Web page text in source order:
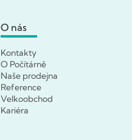
O nás
Kontakty
O Počítárně
Naše prodejna
Reference
Velkoobchod
Kariéra